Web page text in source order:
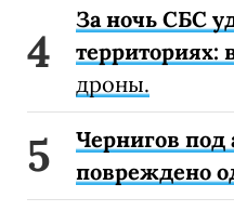
За ночь СБС
территориях:
дроны.
Чернигов под
повреждено